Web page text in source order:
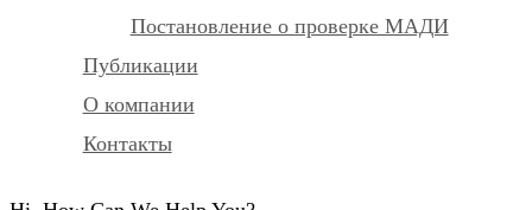
Постановление о проверке МАДИ
Публикации
О компании
Контакты